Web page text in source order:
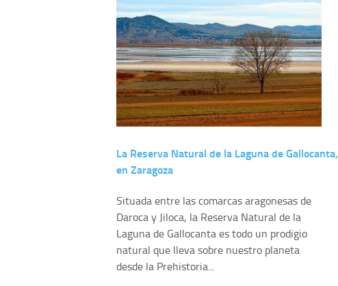
La Reserva Natural de la Laguna de Gallocanta,
en Zaragoza
Situada entre las comarcas aragonesas de
Daroca y Jiloca, la Reserva Natural de la
Laguna de Gallocanta es todo un prodigio
natural que lleva sobre nuestro planeta
desde la Prehistoria...